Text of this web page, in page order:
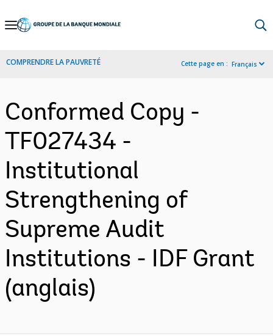
Skip
Navigation
COMPRENDRE LA PAUVRETÉ Cette page en : Français
Conformed Copy -
TF027434 -
Institutional
Strengthening of
Supreme Audit
Institutions - IDF Grant
(anglais)